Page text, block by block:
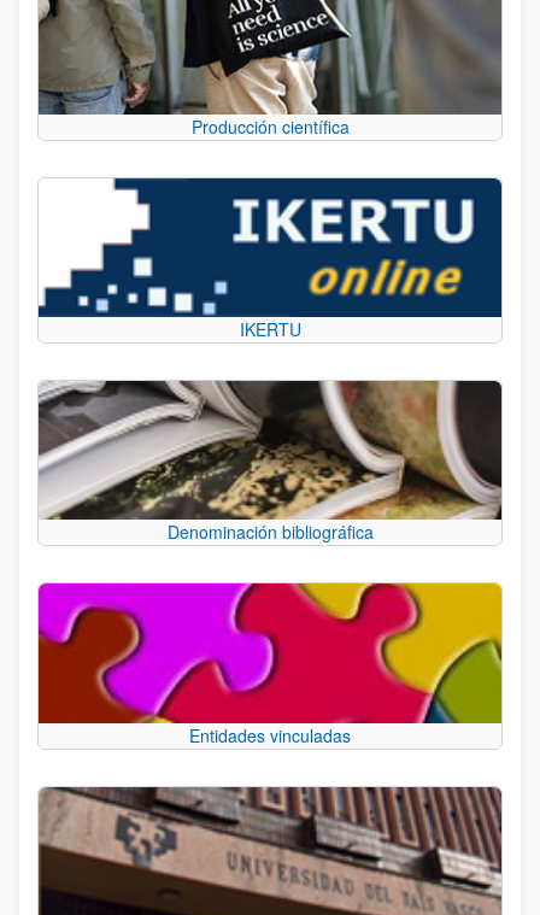
Producción científica
IKERTU
Denominación bibliográfica
Entidades vinculadas